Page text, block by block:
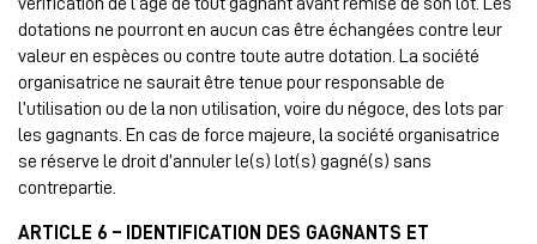
dotations ne pourront en aucun cas être échangées contre leur
valeur en espèces ou contre toute autre dotation. La société
organisatrice ne saurait être tenue pour responsable de
l’utilisation ou de la non utilisation, voire du négoce, des lots par
les gagnants. En cas de force majeure, la société organisatrice
se réserve le droit d’annuler le(s) lot(s) gagné(s) sans
contrepartie.
ARTICLE 6 – IDENTIFICATION DES GAGNANTS ET